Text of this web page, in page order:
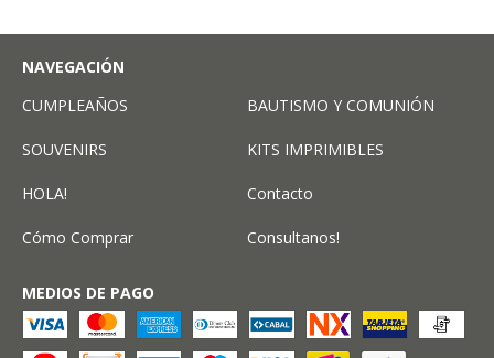
NAVEGACIÓN
CUMPLEAÑOS
BAUTISMO Y COMUNIÓN
SOUVENIRS KITS IMPRIMIBLES
HOLA! Contacto
Cómo Comprar Consultanos!
MEDIOS DE PAGO